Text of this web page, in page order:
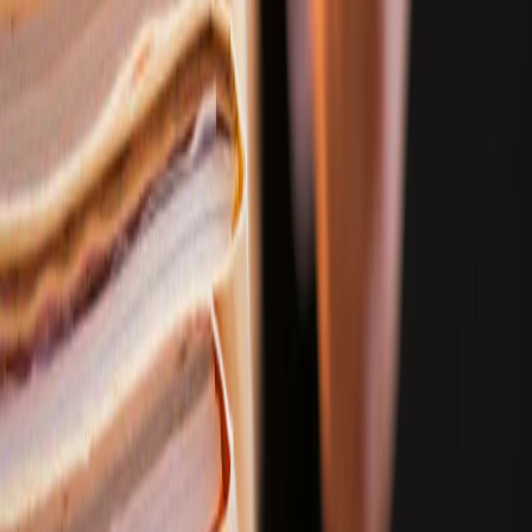
По вопросам рекламы: progorod43@gmail.com.
По редакционным вопросам:
Администрация портала оставляет за собой право
модерировать комментарии, исходя из соображений
сохранения конструктивности обсуждения тем и соблюдения
законодательства РФ и рекомендательных технологий. На
сайте не допускаются комментарии, содержащие нецензурную
брань, разжигающие межнациональную рознь, возбуждающие
ненависть или вражду, а равно унижение человеческого
достоинства, размещение ссылок не по теме. IP-адреса
пользователей, не соблюдающих эти требования, могут быть
переданы по запросу в надзорные и правоохранительные
органы.
Внимание! Совершая любые действия на сайте, вы
автоматически принимаете условия «
конфиденциальности и обработки персональных данных
пользователей»
Мы используем cookie. Во время посещения сайта вы
соглашаетесь с тем, что мы обрабатываем ваши персональные
данные с использованием метрик Яндекс Метрика,
LiveInternet.